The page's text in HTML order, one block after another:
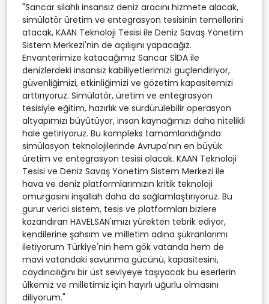
"Sancar silahlı insansız deniz aracını hizmete alacak,
simülatör üretim ve entegrasyon tesisinin temellerini
atacak, KAAN Teknoloji Tesisi ile Deniz Savaş Yönetim
Sistem Merkezi'nin de açılışını yapacağız.
Envanterimize katacağımız Sancar SİDA ile
denizlerdeki insansız kabiliyetlerimizi güçlendiriyor,
güvenliğimizi, etkinliğimizi ve gözetim kapasitemizi
arttırıyoruz. Simülatör, üretim ve entegrasyon
tesisiyle eğitim, hazırlık ve sürdürülebilir operasyon
altyapımızı büyütüyor, insan kaynağımızı daha nitelikli
hale getiriyoruz. Bu kompleks tamamlandığında
simülasyon teknolojilerinde Avrupa'nın en büyük
üretim ve entegrasyon tesisi olacak. KAAN Teknoloji
Tesisi ve Deniz Savaş Yönetim Sistem Merkezi ile
hava ve deniz platformlarımızın kritik teknoloji
omurgasını inşallah daha da sağlamlaştırıyoruz. Bu
gurur verici sistem, tesis ve platformları bizlere
kazandıran HAVELSAN'ımızı yürekten tebrik ediyor,
kendilerine şahsım ve milletim adına şükranlarımı
iletiyorum Türkiye'nin hem gök vatanda hem de
mavi vatandaki savunma gücünü, kapasitesini,
caydırıcılığını bir üst seviyeye taşıyacak bu eserlerin
ülkemiz ve milletimiz için hayırlı uğurlu olmasını
diliyorum."